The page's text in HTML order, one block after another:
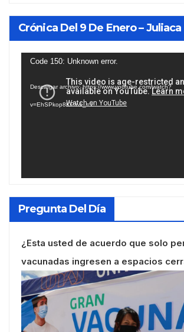
Crónica Del 9 De Enero – Juliaca
Reproductor
vídeo
Code 150: Unknown error.
Descargar archivo: https://www.youtube.com/watch?
v=EhSPkop8KPY&_=1
Pregunta Del Día
¿Esta usted de acuerdo que solo
vacunadas ingresen a espacios